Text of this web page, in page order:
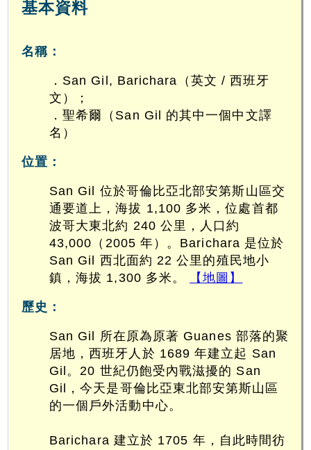
基本資料
名稱：
．San Gil, Barichara（英文 / 西班牙
文）；
．聖希爾（San Gil 的其中一個中文譯
名）
位置：
San Gil 位於哥倫比亞北部安第斯山區交
通要道上，海拔 1,100 多米，位處首都
波哥大東北約 240 公里，人口約
43,000（2005 年）。Barichara 是位於
San Gil 西北面約 22 公里的殖民地小
鎮，海拔 1,300 多米。
【地圖】
歷史：
San Gil 所在原為原著 Guanes 部落的聚
居地，西班牙人於 1689 年建立起 San
Gil。20 世紀仍飽受內戰滋擾的 San
Gil，今天是哥倫比亞東北部安第斯山區
的一個戶外活動中心。
Barichara 建立於 1705 年，自此時間彷